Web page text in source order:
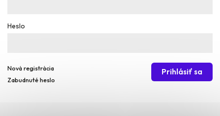
Heslo
Prihlásiť sa
Nová registrácia
Zabudnuté heslo